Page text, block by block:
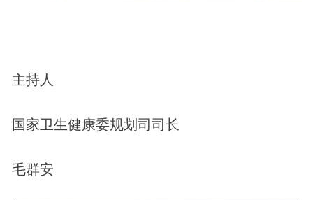
主持人
国家卫生健康委规划司司长
毛群安